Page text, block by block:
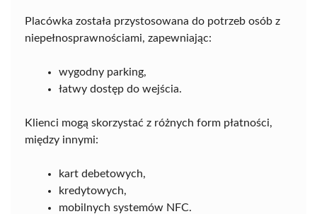
Placówka została przystosowana do potrzeb osób z
niepełnosprawnościami, zapewniając:
wygodny parking,
łatwy dostęp do wejścia.
Klienci mogą skorzystać z różnych form płatności,
między innymi:
kart debetowych,
kredytowych,
mobilnych systemów NFC.